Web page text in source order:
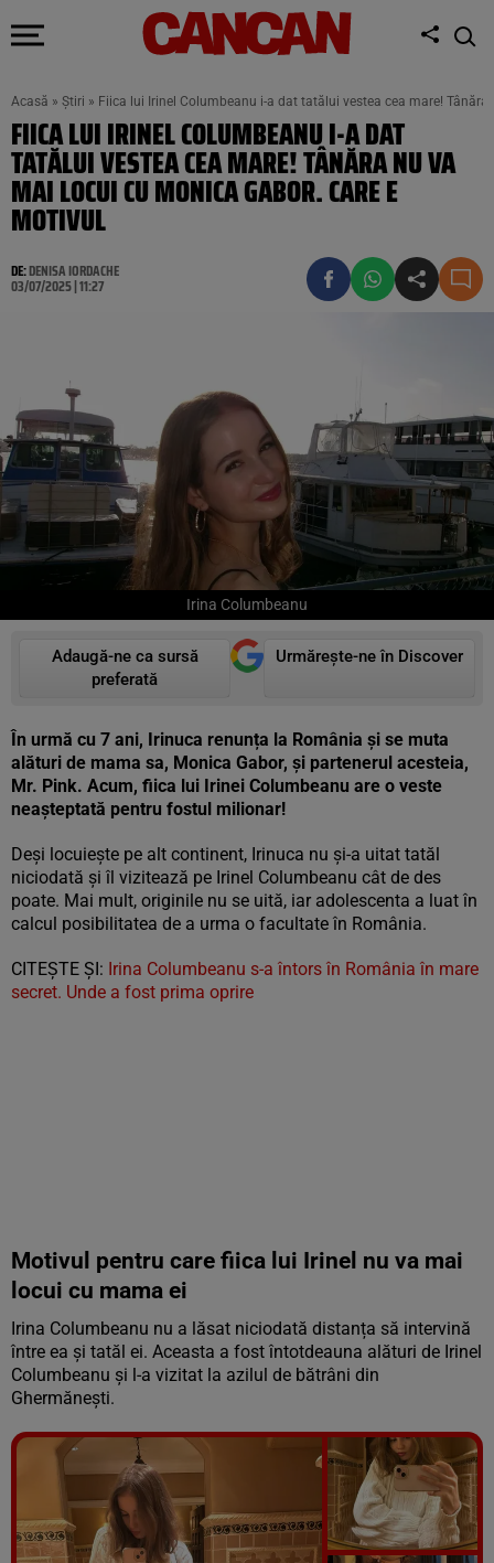
Acasă » Știri » Fiica lui Irinel Columbeanu i-a dat tatălui vestea cea mare!
FIICA LUI IRINEL COLUMBEANU I-A DAT
TATĂLUI VESTEA CEA MARE! TÂNĂRA NU VA
MAI LOCUI CU MONICA GABOR. CARE E
MOTIVUL
DE:DENISA IORDACHE
03/07/2025 | 11:27
Irina Columbeanu
Adaugă-ne ca sursă
preferată
Urmărește-ne în Discover
În urmă cu 7 ani, Irinuca renunța la România și se muta
alături de mama sa, Monica Gabor, și partenerul acesteia,
Mr. Pink. Acum, fiica lui Irinei Columbeanu are o veste
neașteptată pentru fostul milionar!
Deși locuiește pe alt continent, Irinuca nu și-a uitat tatăl
niciodată și îl vizitează pe Irinel Columbeanu cât de des
poate. Mai mult, originile nu se uită, iar adolescenta a luat în
calcul posibilitatea de a urma o facultate în România.
CITEȘTE ȘI: Irina Columbeanu s-a întors în România în mare
secret. Unde a fost prima oprire
Motivul pentru care fiica lui Irinel nu va mai
locui cu mama ei
Irina Columbeanu nu a lăsat niciodată distanța să intervină
între ea și tatăl ei. Aceasta a fost întotdeauna alături de Irinel
Columbeanu și l-a vizitat la azilul de bătrâni din
Ghermănești.